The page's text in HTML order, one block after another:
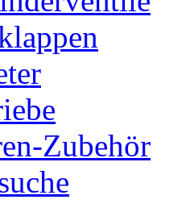
Zubehör